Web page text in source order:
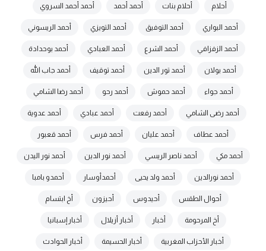
أحلام أحلام بنات أحمد أحمد أحمد أحمد السروي
أحمد البواري أحمد التوفيق أحمد التويزي أحمد الريسوني
أحمد الزفزافي أحمد الشرع أحمد العبادي أحمد بوحدادة
أحمد بولان أحمد تور الدين أحمد توقيف أحمد جاب الله
أحمد جواء أحمد حموش أحمد رحو أحمد رضا الشامي
أحمد رضى الشامي أحمد رفعت أحمد عبادي أحمد عدوية
أحمد عطاف أحمد عليان أحمد فرس أحمد قعبور
أحمد مكي أحمد ناصر الريسي أحمد نور الدين أحمد نور اليدن
أحمد نورالدين أحمد ولد يحيى أحمدأوسار أحمدو بامبا
أحوال الطقس أحيدوس أحيزون أخ ابتسام
أخ المرحومة أخبار أخبار أزيلال أخبار إسبانيا
أخبار الأحزاب المغربية أخبار الحسيمة أخبار الحوادث